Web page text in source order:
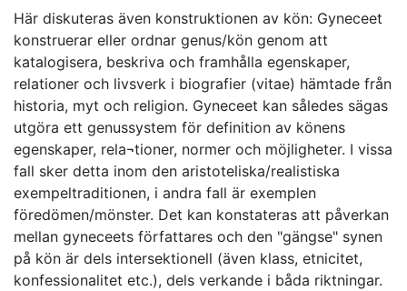
Här diskuteras även konstruktionen av kön: Gyneceet
konstruerar eller ordnar genus/kön genom att
katalogisera, beskriva och framhålla egenskaper,
relationer och livsverk i biografier (vitae) hämtade från
historia, myt och religion. Gyneceet kan således sägas
utgöra ett genussystem för definition av könens
egenskaper, rela¬tioner, normer och möjligheter. I vissa
fall sker detta inom den aristoteliska/realistiska
exempeltraditionen, i andra fall är exemplen
föredömen/mönster. Det kan konstateras att påverkan
mellan gyneceets författares och den "gängse" synen
på kön är dels intersektionell (även klass, etnicitet,
konfessionalitet etc.), dels verkande i båda riktningar.